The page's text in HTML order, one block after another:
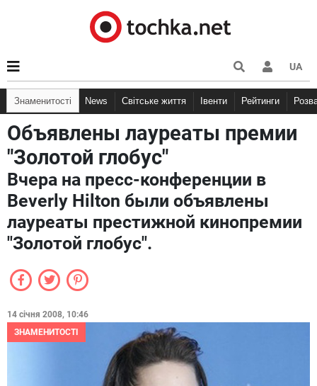
UA
Знаменитості News Світське життя Івенти Рейтинги
Объявлены лауреаты премии
"Золотой глобус"
Вчера на пресс-конференции в
Beverly Hilton были объявлены
лауреаты престижной кинопремии
"Золотой глобус".
14 січня 2008, 10:46
ЗНАМЕНИТОСТІ